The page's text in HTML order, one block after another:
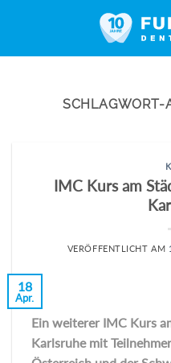
SCHLAGWORT-
IMC Kurs am
VERÖFFENTLICHT AM
18
Apr.
Ein weiterer IMC Kurs
Karlsruhe mit